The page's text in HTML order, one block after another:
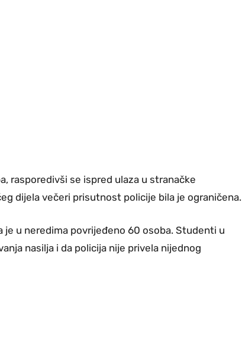
rasporedivši se ispred ulaza u stranačke
dijela večeri prisutnost policije bila je ograničena.
je u neredima povrijeđeno 60 osoba. Studenti u
nasilja i da policija nije privela nijednog